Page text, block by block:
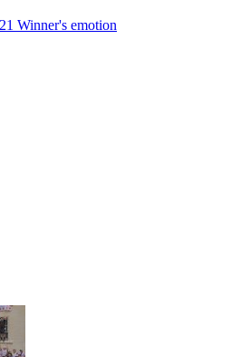
Winner's emotion